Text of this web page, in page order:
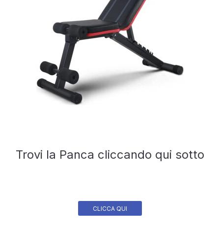
Trovi la Panca cliccando qui sotto
CLICCA QUI